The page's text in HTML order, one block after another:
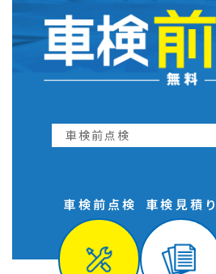
車検前点検
車検前点検 車検見積り